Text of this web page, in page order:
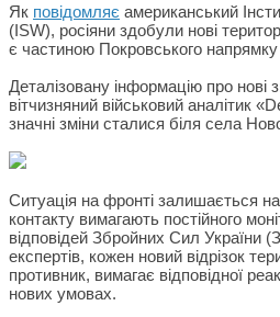
Як повідомляє американський
(ISW), росіяни здобули нові
є частиною Покровського напрямку
Деталізовану інформацію про нові
вітчизняний військовий аналітик
значні зміни сталися біля села
Ситуація на фронті залишається
контакту вимагають постійного
відповідей Збройних Сил України
експертів, кожен новий відрізок
противник, вимагає відповідної
нових умовах.